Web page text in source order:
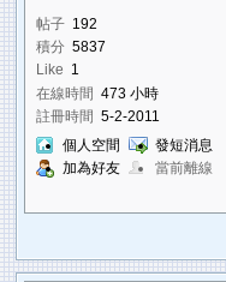
帖子 192
積分 5837
Like 1
在線時間 473 小時
註冊時間 5-2-2011
個人空間
發短消息
加為好友
當前離線